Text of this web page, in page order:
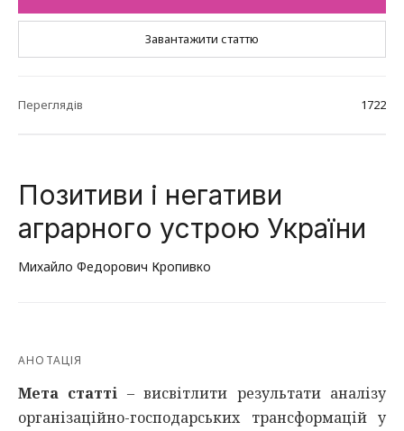
Завантажити статтю
Переглядів 1722
Позитиви і негативи
аграрного устрою України
Михайло Федорович Кропивко
АНОТАЦІЯ
Мета статті – висвітлити результати аналізу
організаційно-господарських трансформацій у